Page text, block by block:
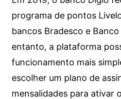
programa de pontos
bancos Bradesco e
entanto, a plataforma
funcionamento mais
escolher um plano de
mensalidades para ativar